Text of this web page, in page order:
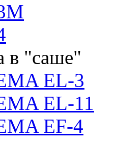
в "саше"
EL-3
EL-11
EF-4